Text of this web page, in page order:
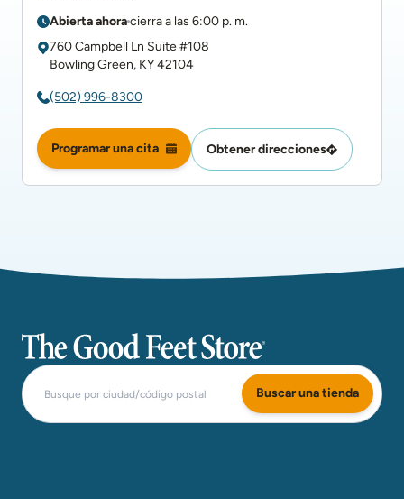
Abierta ahoracierra a las 6:00 p. m.
760 Campbell Ln Suite #108
Bowling Green, KY42104
(502) 996-8300
Programar una cita Obtener direcciones
The Good Feet Store
Buscar una tienda